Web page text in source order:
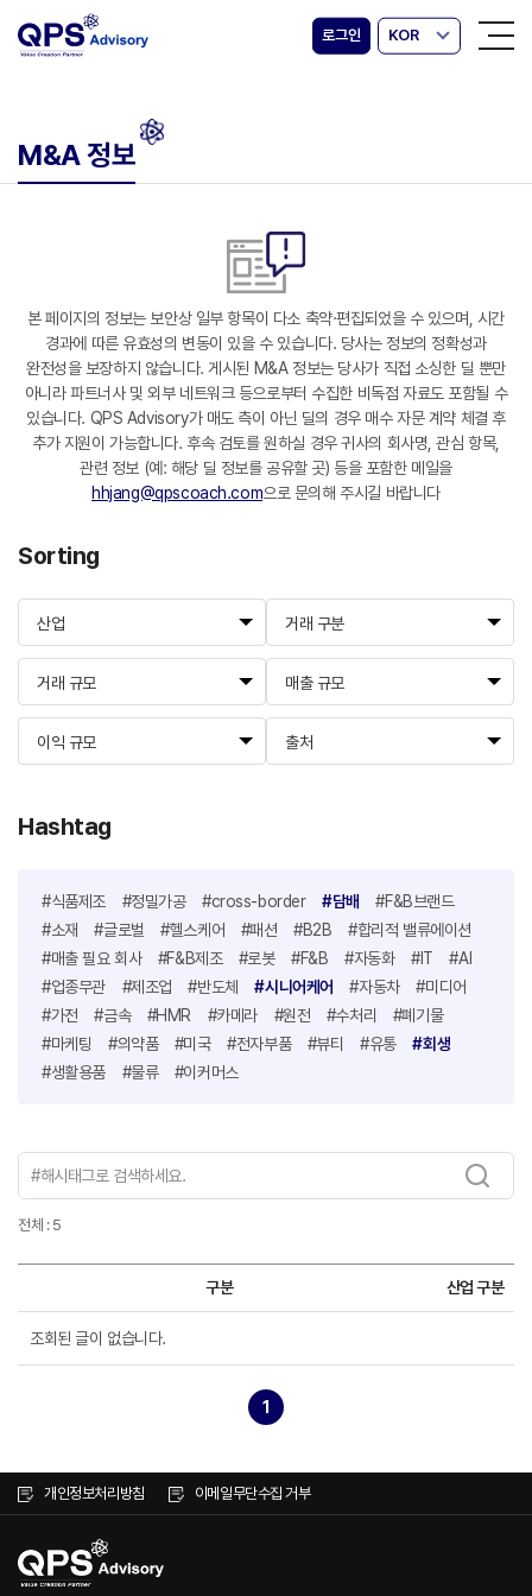
로그인 KOR
M&A 정보
본 페이지의 정보는 보안상 일부 항목이 다소 축약·편집되었을 수 있으며, 시간
경과에 따른 유효성의 변동이 있을 수 있습니다. 당사는 정보의 정확성과
완전성을 보장하지 않습니다. 게시된 M&A 정보는 당사가 직접 소싱한 딜 뿐만
아니라 파트너사 및 외부 네트워크 등으로부터 수집한 비독점 자료도 포함될 수
있습니다. QPS Advisory가 매도 측이 아닌 딜의 경우 매수 자문 계약 체결 후
추가 지원이 가능합니다. 후속 검토를 원하실 경우 귀사의 회사명, 관심 항목,
관련 정보 (예: 해당 딜 정보를 공유할 곳) 등을 포함한 메일을
hhjang@qpscoach.com으로 문의해 주시길 바랍니다
Sorting
산업 거래 구분
거래 규모 매출 규모
이익 규모 출처
Hashtag
#식품제조 #정밀가공 #cross-border #담배
#F&B브랜드
#소재
#글로벌 #헬스케어 #패션 #B2B
#합리적 밸류에이션
#매출 필요 회사
#F&B제조 #로봇 #F&B #자동화 #IT
#AI
#업종무관
#제조업 #반도체 #시니어케어 #자동차
#미디어
#가전
#금속 #HMR #카메라 #원전 #수처리
#폐기물
#마케팅
#의약품 #미국 #전자부품 #뷰티 #유통
#회생
#생활용품
#물류 #이커머스
전체 : 5
구분 산업 구분
조회된 글이 없습니다.
1
개인정보처리방침 이메일무단수집 거부